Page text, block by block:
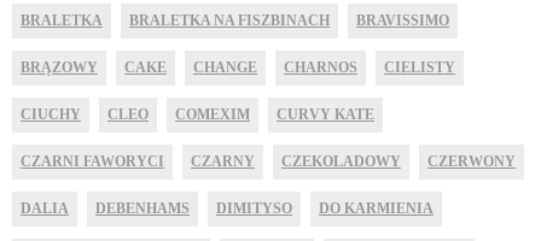
BRALETKA BRALETKA NA FISZBINACH BRAVISSIMO
BRĄZOWY CAKE CHANGE CHARNOS CIELISTY
CIUCHY CLEO COMEXIM CURVY KATE
CZARNI FAWORYCI CZARNY CZEKOLADOWY CZERWONY
DALIA DEBENHAMS DIMITYSO DO KARMIENIA